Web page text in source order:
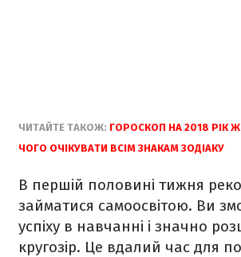
ЧИТАЙТЕ ТАКОЖ: ГОРОСКОП НА 2018 РІК
ЧОГО ОЧІКУВАТИ ВСІМ ЗНАКАМ ЗОДІАКУ
В першій половині тижня
займатися самоосвітою. Ви
успіху в навчанні і значно
кругозір. Це вдалий час для